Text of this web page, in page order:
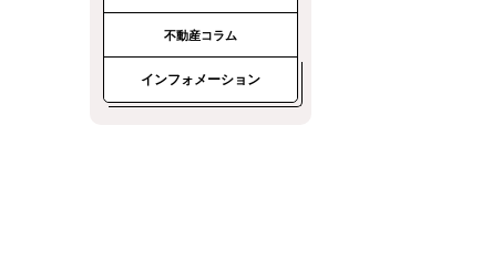
不動産コラム
インフォメーション